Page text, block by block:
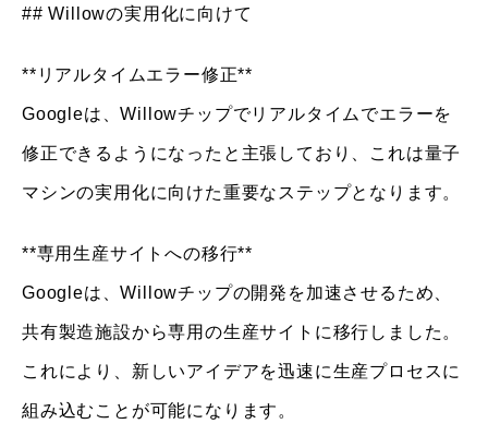
## Willowの実用化に向けて
**リアルタイムエラー修正**
Googleは、Willowチップでリアルタイムでエラーを
修正できるようになったと主張しており、これは量子
マシンの実用化に向けた重要なステップとなります。
**専用生産サイトへの移行**
Googleは、Willowチップの開発を加速させるため、
共有製造施設から専用の生産サイトに移行しました。
これにより、新しいアイデアを迅速に生産プロセスに
組み込むことが可能になります。